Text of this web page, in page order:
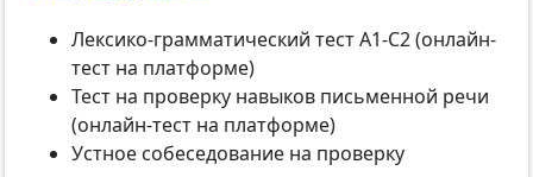
Лексико-грамматический тест А1-С2 (онлайн-
тест на платформе)
Тест на проверку навыков письменной речи
(онлайн-тест на платформе)
Устное собеседование на проверку